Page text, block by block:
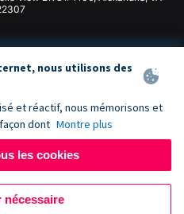
nous utilisons des
et réactif, nous mémorisons et
dont Montre plus
les cookies